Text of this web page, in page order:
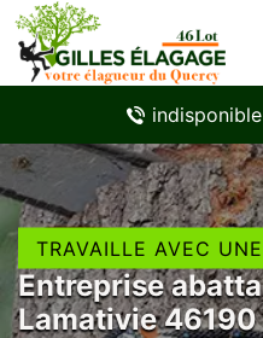
indisponible
TRAVAILLE AVEC
Entreprise
Lamativie 46190